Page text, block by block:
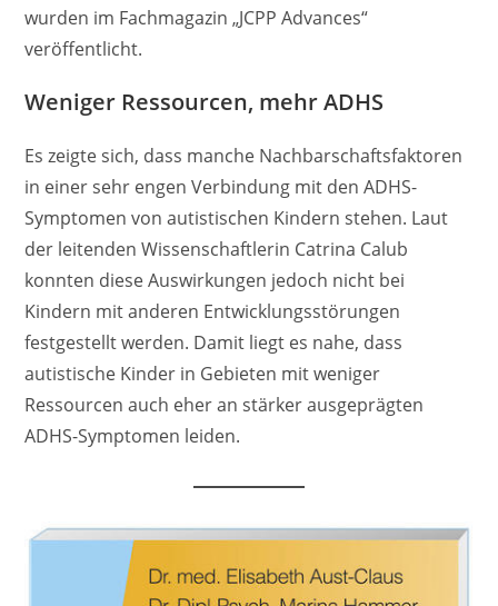
wurden im Fachmagazin „JCPP Advances“
veröffentlicht.
Weniger Ressourcen, mehr ADHS
Es zeigte sich, dass manche Nachbarschaftsfaktoren
in einer sehr engen Verbindung mit den ADHS-
Symptomen von autistischen Kindern stehen. Laut
der leitenden Wissenschaftlerin Catrina Calub
konnten diese Auswirkungen jedoch nicht bei
Kindern mit anderen Entwicklungsstörungen
festgestellt werden. Damit liegt es nahe, dass
autistische Kinder in Gebieten mit weniger
Ressourcen auch eher an stärker ausgeprägten
ADHS-Symptomen leiden.